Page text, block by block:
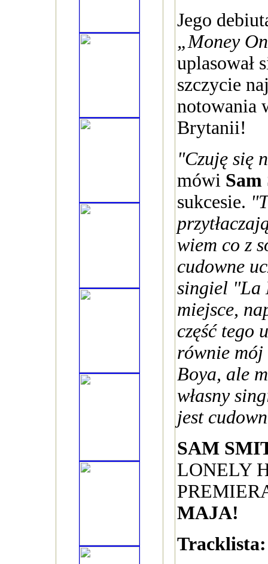
Jego
„Money
uplasował
szczycie
notowania
Brytanii!
"Czuję się
mówi
sukcesie.
wiem co z
cudowne
singiel "La
miejsce,
część tego
równie
Boya, ale
własny
jest
SAM
LONELY
MAJA!
Tracklista: